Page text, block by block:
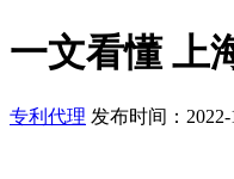
一文看懂 上
专利代理 发布时间：2022-